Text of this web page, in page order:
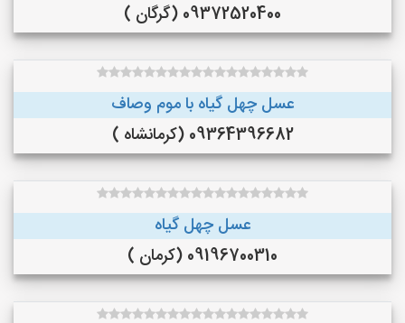
09372520400 (گرگان )
عسل چهل گیاه با موم وصاف
09364396682 (کرمانشاه )
عسل چهل گیاه
09196700310 (کرمان )